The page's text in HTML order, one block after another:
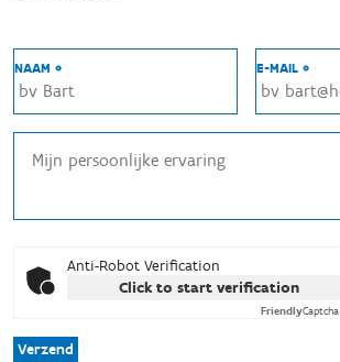
NAAM * E-MAIL *
Anti-Robot Verification
Click to start verification
Friendly
Verzend